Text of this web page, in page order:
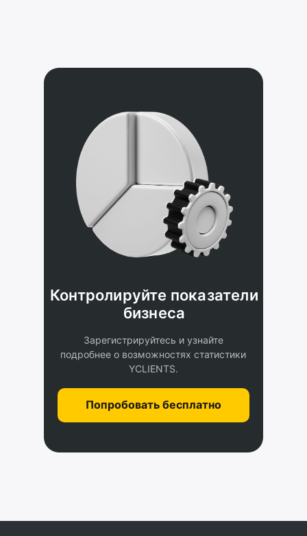
Контролируйте показатели
бизнеса
Зарегистрируйтесь и узнайте
подробнее о возможностях статистики
YCLIENTS.
Попробовать бесплатно